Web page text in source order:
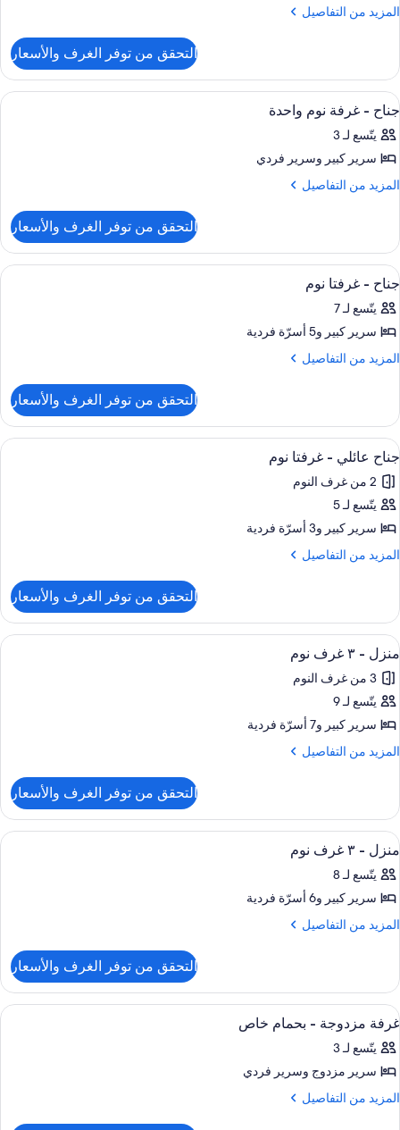
المزيد من التفاصيل
المزيد
إستديو
التحقق من توفر الغرف والأسعار
استعراض
جميع
صور
جناح
-
واحدة
8
جناح - غرفة نوم واحدة
يتّسع لـ 3
سرير كبير‫‬ وسرير فردي
المزيد من التفاصيل
المزيد
جناح
غرفة
واحدة
التحقق من توفر الغرف والأسعار
استعراض
جميع
صور
جناح
-
5
جناح - غرفتا نوم
يتّسع لـ 7
سرير كبير‫‬ و5 أسرّة فردية
المزيد من التفاصيل
المزيد
جناح
غرفتا
التحقق من توفر الغرف والأسعار
استعراض
جميع
صور
جناح
عائلي
-
5
جناح عائلي - غرفتا نوم
2 من غرف النوم
يتّسع لـ 5
سرير كبير‫‬ و3 أسرّة فردية
المزيد من التفاصيل
المزيد
جناح
عائلي
-
غرفتا
نوم
التحقق من توفر الغرف والأسعار
استعراض
جميع
صور
منزل
-
٣
10
منزل - ٣ غرف نوم
3 من غرف النوم
يتّسع لـ 9
سرير كبير‫‬ و7 أسرّة فردية
المزيد من التفاصيل
المزيد
منزل
٣
غرف
نوم
التحقق من توفر الغرف والأسعار
استعراض
جميع
صور
منزل
-
نوم
9
منزل - ٣ غرف نوم
يتّسع لـ 8
سرير كبير‫‬ و6 أسرّة فردية
المزيد من التفاصيل
المزيد
منزل
٣
غرف
نوم
التحقق من توفر الغرف والأسعار
استعراض
جميع
صور
غرفة
مزدوجة
6
غرفة مزدوجة - بحمام خاص
يتّسع لـ 3
سرير مزدوج‫‬ وسرير فردي
المزيد من التفاصيل
المزيد